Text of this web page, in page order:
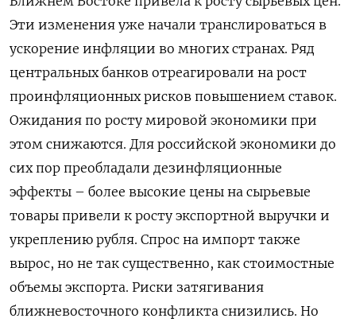
Эти изменения уже начали транслироваться в
ускорение инфляции во многих странах. Ряд
центральных банков отреагировали на рост
проинфляционных рисков повышением ставок.
Ожидания по росту мировой экономики при
этом снижаются. Для российской экономики до
сих пор преобладали дезинфляционные
эффекты – более высокие цены на сырьевые
товары привели к росту экспортной выручки и
укреплению рубля. Спрос на импорт также
вырос, но не ​так существенно, как стоимостные
объемы экспорта. Риски затягивания
ближневосточного конфликта снизились. Но